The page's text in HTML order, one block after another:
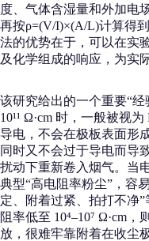
度、气体含湿量和外加电
再按ρ=(V/I)×(A/L)计算得
法的优势在于，可以在实
及化学组成的响应，为实
该研究给出的一个重要“经
10¹¹ Ω·cm 时，一般被视
导电，不会在极板表面形
同时又不会过于导电而导
扰动下重新卷入烟气。当
典型“高电阻率粉尘”，容
定、附着过紧、拍打不净
阻率低至 10⁴–10⁷ Ω·cm
放，很难牢靠附着在收尘